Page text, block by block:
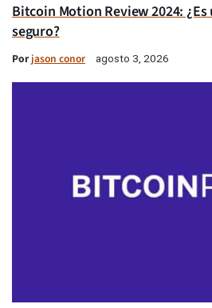
Bitcoin Motion Review 2024: ¿Es
seguro?
Porjason conor agosto 3, 2026